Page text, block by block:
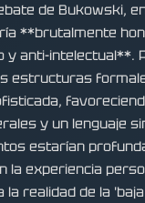
de Bukowski,
**brutalmente
y anti-intelectual**.
estructuras
y un lenguaje
estarían
la experiencia
la realidad de la